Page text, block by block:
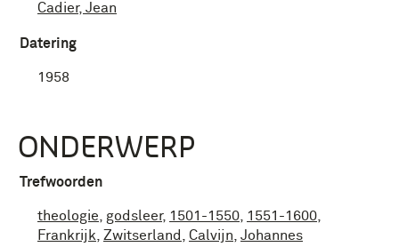
Cadier, Jean
Datering
1958
ONDERWERP
Trefwoorden
theologie godsleer, 1501-1550 1551-1600
Frankrijk Zwitserland Calvijn Johannes